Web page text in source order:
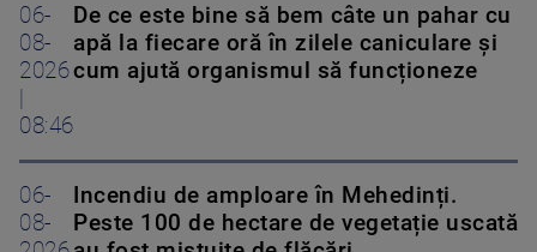
06-
08-
2026
08:46
De ce este bine să bem câte un pahar cu
apă la fiecare oră în zilele caniculare și
cum ajută organismul să funcționeze
06-
08-
Incendiu de amploare în Mehedinți.
Peste 100 de hectare de vegetație uscată